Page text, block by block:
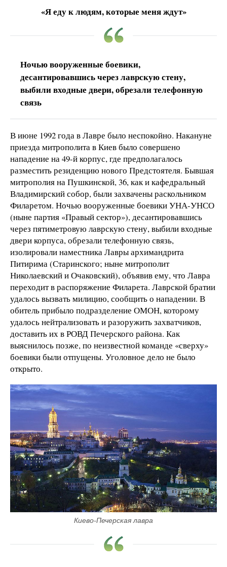
«Я еду к людям, которые меня ждут»
Ночью вооруженные боевики,
десантировавшись через лаврскую стену,
выбили входные двери, обрезали телефонную
связь
В июне 1992 года в Лавре было неспокойно. Накануне
приезда митрополита в Киев было совершено
нападение на 49-й корпус, где предполагалось
разместить резиденцию нового Предстоятеля. Бывшая
митрополия на Пушкинской, 36, как и кафедральный
Владимирский собор, были захвачены раскольником
Филаретом. Ночью вооруженные боевики УНА-УНСО
(ныне партия «Правый сектор»), десантировавшись
через пятиметровую лаврскую стену, выбили входные
двери корпуса, обрезали телефонную связь,
изолировали наместника Лавры архимандрита
Питирима (Старинского; ныне митрополит
Николаевский и Очаковский), объявив ему, что Лавра
переходит в распоряжение Филарета. Лаврской братии
удалось вызвать милицию, сообщить о нападении. В
обитель прибыло подразделение ОМОН, которому
удалось нейтрализовать и разоружить захватчиков,
доставить их в РОВД Печерского района. Как
выяснилось позже, по неизвестной команде «сверху»
боевики были отпущены. Уголовное дело не было
открыто.
Киево-Печерская лавра